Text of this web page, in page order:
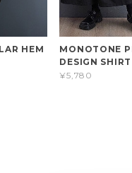
HEM
MONOTONE
DESIGN
¥5,780